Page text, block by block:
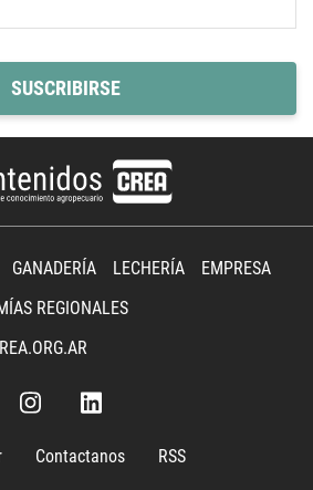
SUSCRIBIRSE
GANADERÍA LECHERÍA
EMPRESA
REGIONALES
Contactanos RSS